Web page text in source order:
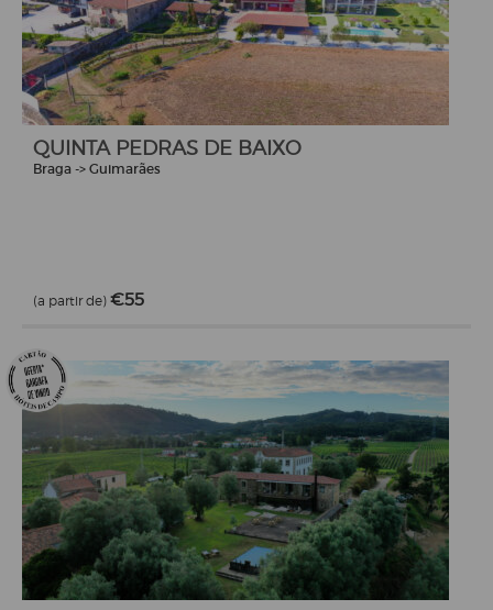
QUINTA PEDRAS DE BAIXO
Braga -> Guimarães
(a partir de) €55